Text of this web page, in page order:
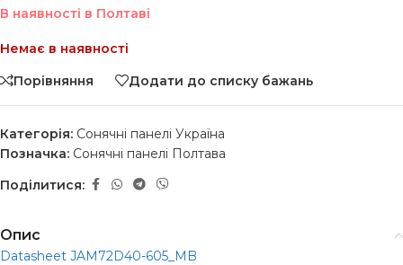
В наявності в Полтаві
Немає в наявності
Порівняння
Додати до списку бажань
Категорія: Сонячні панелі Україна
Позначка: Сонячні панелі Полтава
Поділитися:
Опис
Datasheet JAM72D40-605_MB